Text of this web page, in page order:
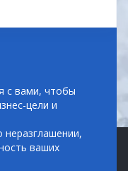
с вами, чтобы
цели и
ваших